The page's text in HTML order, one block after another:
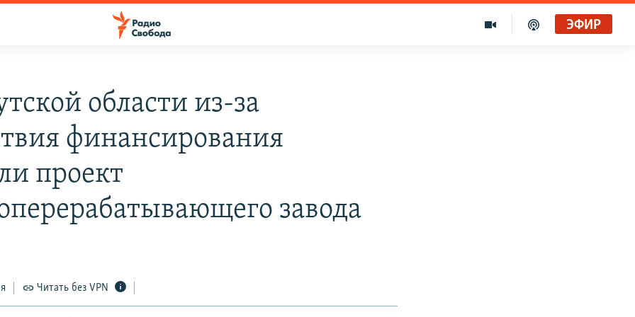
ЭФИР
области из-за
финансирования
проект
завода
Читать без VPN